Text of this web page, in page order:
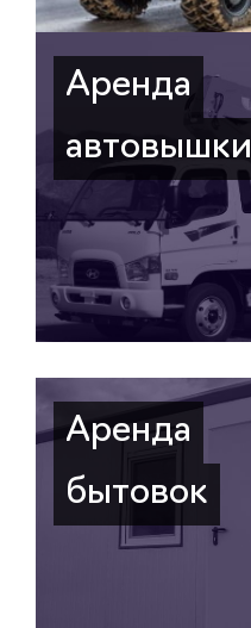
Аренда
автовышки
Аренда
бытовок